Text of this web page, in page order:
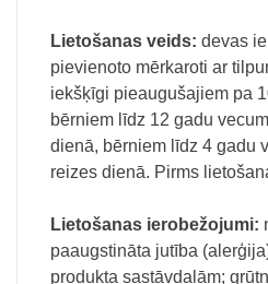
Lietošanas veids: devas
pievienoto mērkaroti ar
iekšķīgi pieaugušajiem pa
bērniem līdz 12 gadu
dienā, bērniem līdz 4 gadu
reizes dienā. Pirms
Lietošanas ierobežojumi:
paaugstināta jutība
produkta sastāvdaļām;